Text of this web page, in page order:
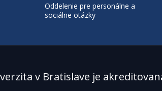
Oddelenie pre personálne a
sociálne otázky
v Bratislave je